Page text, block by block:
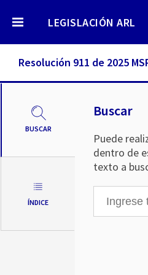
LEGISLACIÓN ARL
Resolución 911 de 2025
BUSCAR
ÍNDICE
Buscar
Puede
dentro de
texto a